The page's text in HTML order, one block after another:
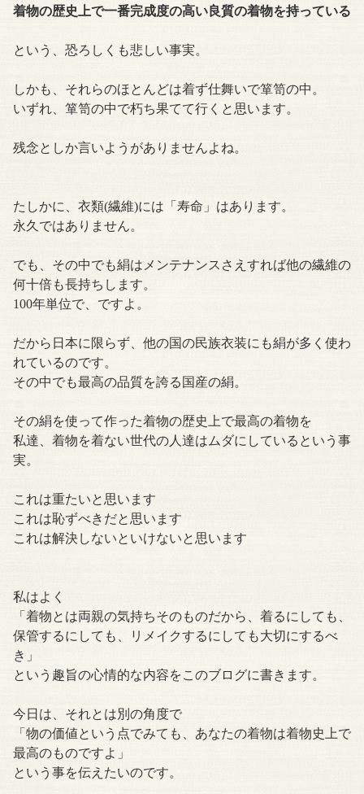
着物の歴史上で一番完成度の高い良質の着物を持っている
という、恐ろしくも悲しい事実。
しかも、それらのほとんどは着ず仕舞いで箪笥の中。
いずれ、箪笥の中で朽ち果てて行くと思います。
残念としか言いようがありませんよね。
たしかに、衣類(繊維)には「寿命」はあります。
永久ではありません。
でも、その中でも絹はメンテナンスさえすれば他の繊維の
何十倍も長持ちします。
100年単位で、ですよ。
だから日本に限らず、他の国の民族衣装にも絹が多く使わ
れているのです。
その中でも最高の品質を誇る国産の絹。
その絹を使って作った着物の歴史上で最高の着物を
私達、着物を着ない世代の人達はムダにしているという事
実。
これは重たいと思います
これは恥ずべきだと思います
これは解決しないといけないと思います
私はよく
「着物とは両親の気持ちそのものだから、着るにしても、
保管するにしても、リメイクするにしても大切にするべ
き」
という趣旨の心情的な内容をこのブログに書きます。
今日は、それとは別の角度で
「物の価値という点でみても、あなたの着物は着物史上で
最高のものですよ」
という事を伝えたいのです。